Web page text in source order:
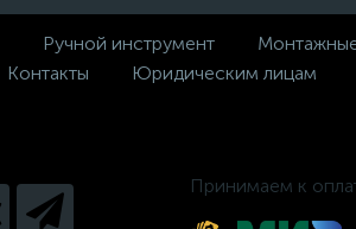
Ручной инструмент
Контакты Юридическим лицам
Принимаем к